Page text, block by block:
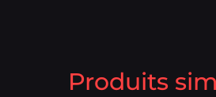
Produits